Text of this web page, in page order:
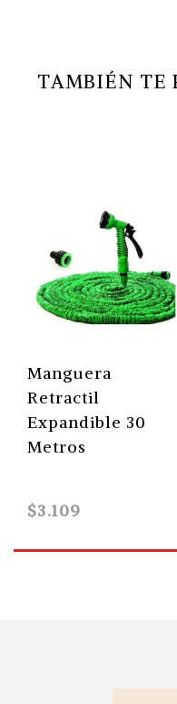
TAMBIÉN TE
Manguera
Retractil
Expandible 30
Metros
$3.109